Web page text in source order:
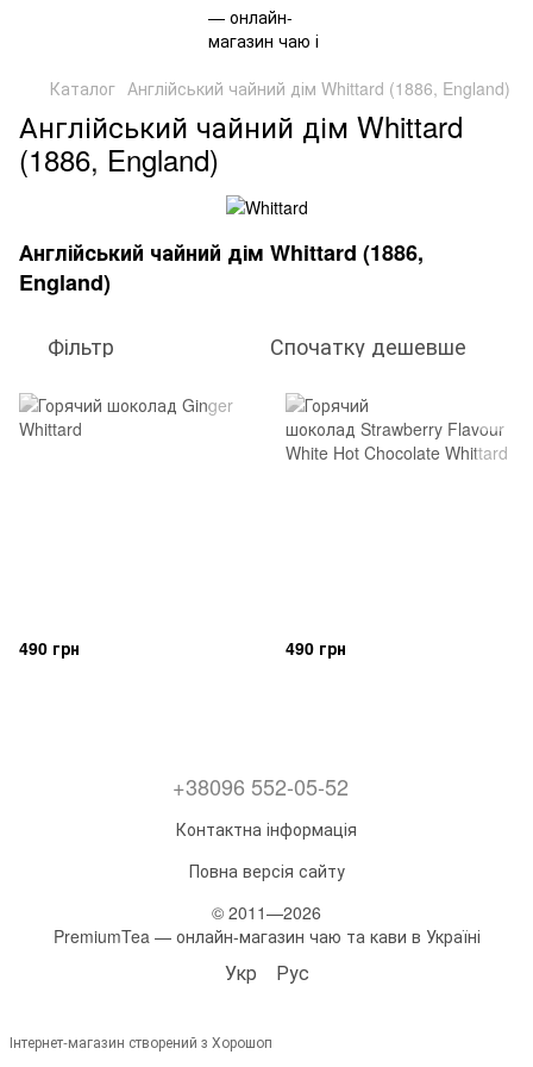
Каталог Англійський чайний дім Whittard (1886, England)
Англійський чайний дім Whittard
(1886, England)
Англійський чайний дім Whittard (1886,
England)
Фільтр Спочатку дешевше
490 грн 490 грн
+38096 552-05-52
Контактна інформація
Повна версія сайту
© 2011—2026
PremiumTea — онлайн-магазин чаю та кави в Україні
Укр Рус
Інтернет-магазин створений з Хорошоп